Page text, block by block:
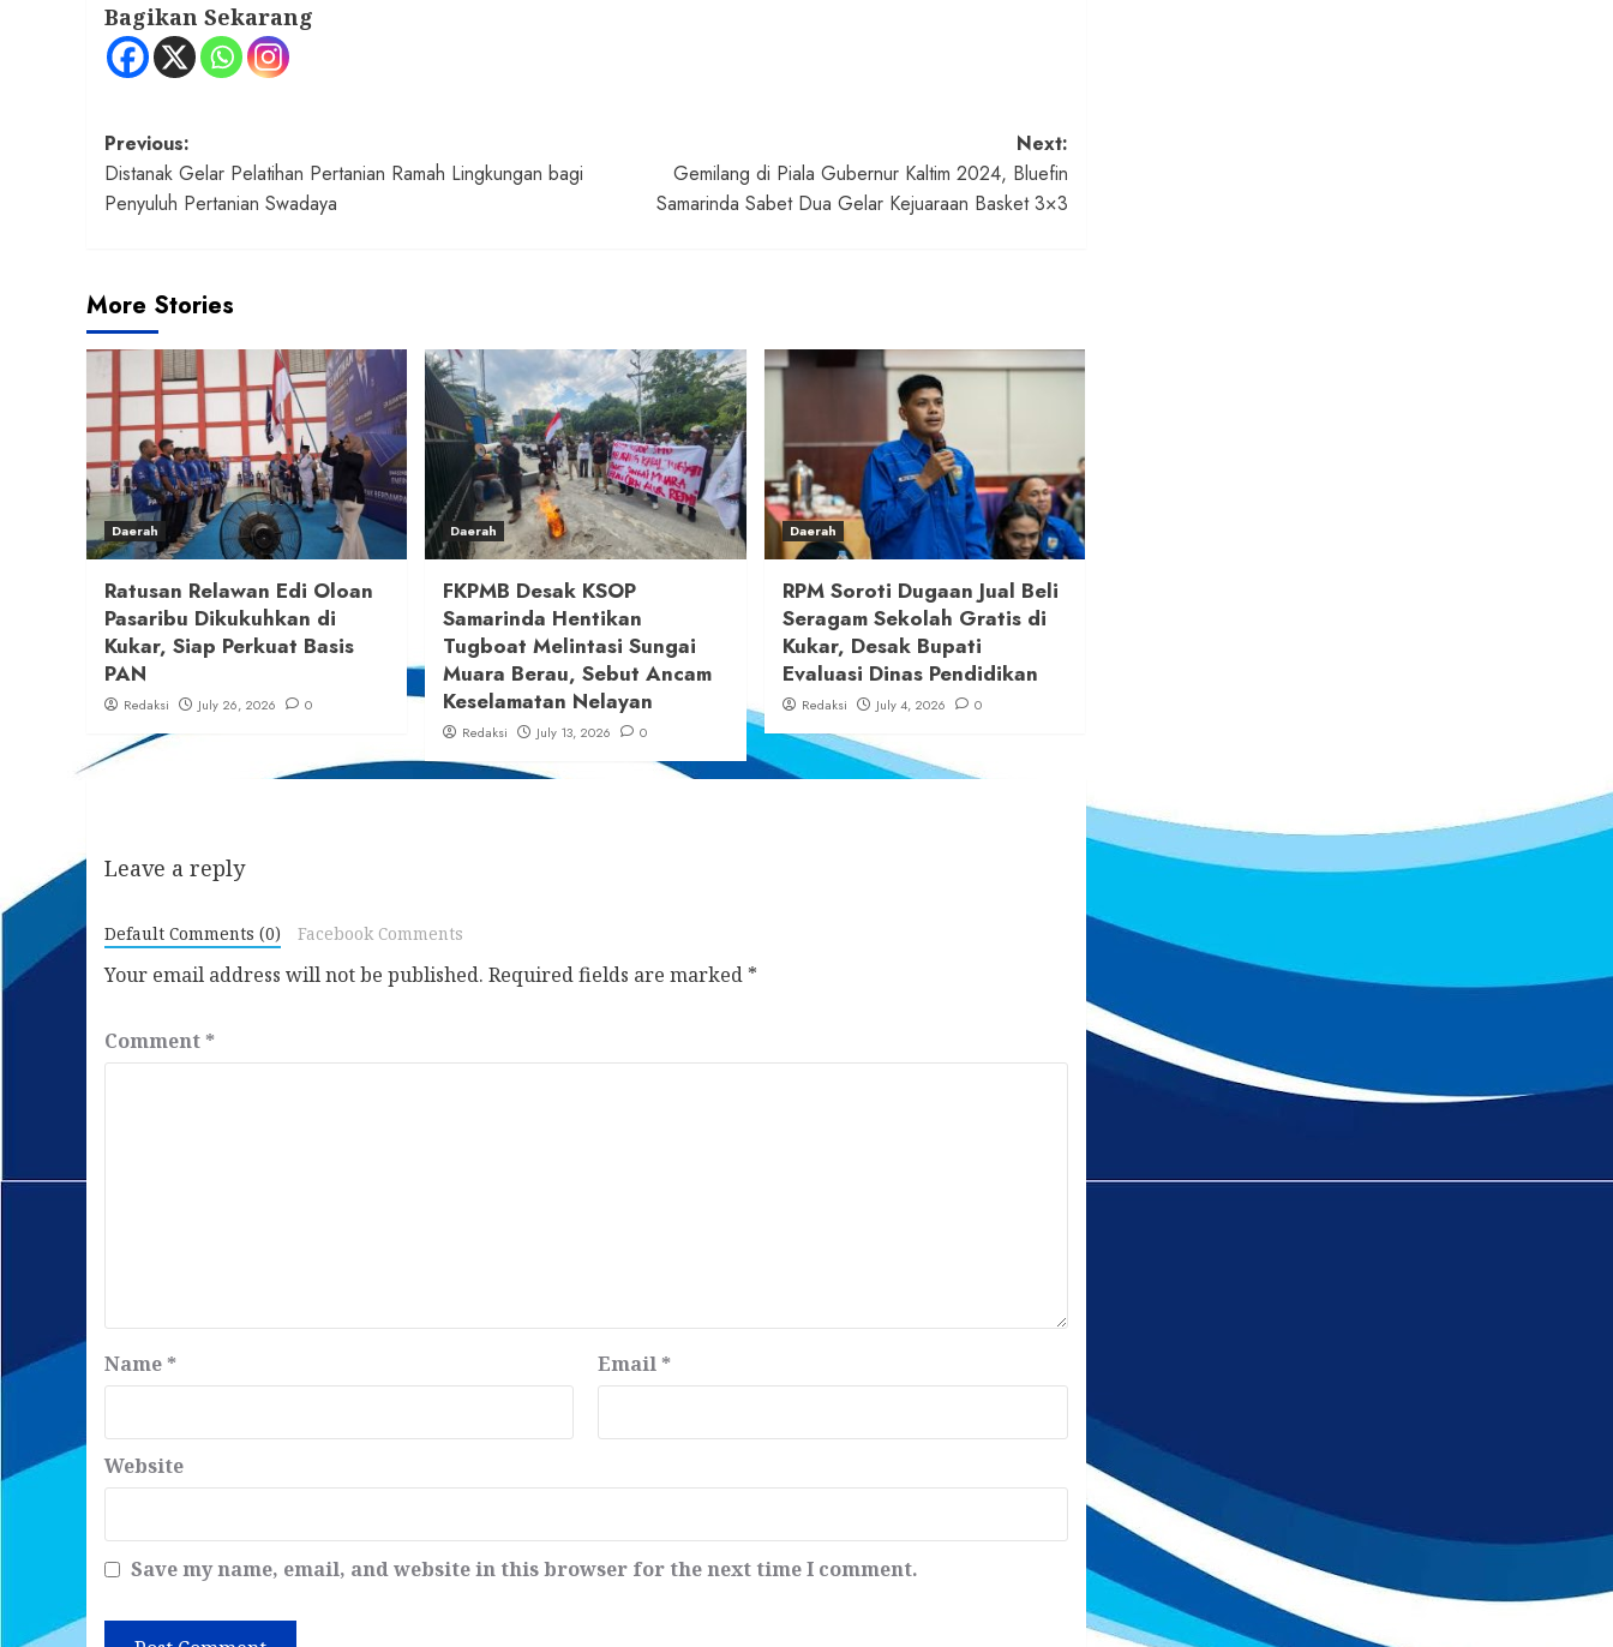
Bagikan Sekarang
Post
navigation
Previous:
Distanak Gelar Pelatihan Pertanian Ramah Lingkungan bagi
Penyuluh Pertanian Swadaya
Next:
Gemilang di Piala Gubernur Kaltim 2024, Bluefin
Samarinda Sabet Dua Gelar Kejuaraan Basket 3×3
More Stories
Daerah
Ratusan Relawan Edi Oloan
Pasaribu Dikukuhkan di
Kukar, Siap Perkuat Basis
PAN
Redaksi July 26, 2026 0
Daerah
FKPMB Desak KSOP
Samarinda Hentikan
Tugboat Melintasi Sungai
Muara Berau, Sebut Ancam
Keselamatan Nelayan
Redaksi July 13, 2026 0
Daerah
RPM Soroti Dugaan Jual Beli
Seragam Sekolah Gratis di
Kukar, Desak Bupati
Evaluasi Dinas Pendidikan
Redaksi July 4, 2026 0
Leave a reply
Default Comments (0) Facebook Comments
Your email address will not be published. Required fields are marked *
Comment *
Name * Email *
Website
Save my name, email, and website in this browser for the next time I comment.